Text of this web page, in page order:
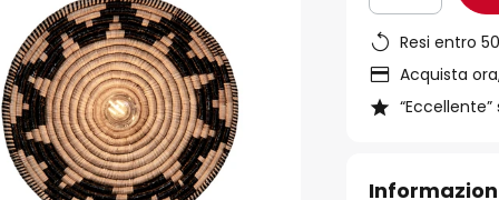
Resi entro
Acquista